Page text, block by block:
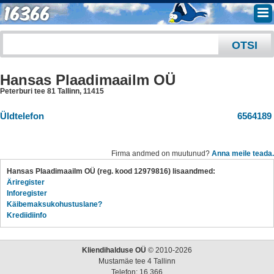
Hansas Plaadimaailm OÜ
Peterburi tee 81 Tallinn, 11415
Üldtelefon 6564189
Firma andmed on muutunud? Anna meile teada.
Hansas Plaadimaailm OÜ (reg. kood 12979816) lisaandmed:
Äriregister
Inforegister
Käibemaksukohustuslane?
Krediidiinfo
Kliendihalduse OÜ © 2010-2026
Mustamäe tee 4 Tallinn
Telefon: 16 366